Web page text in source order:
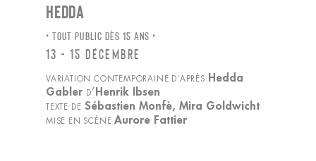
HEDDA
TOUT PUBLIC DÈS 15 ANS
13 - 15 décembre
VARIATION CONTEMPORAINE D’APRÈS
Hedda
Gabler
D’ Henrik Ibsen
TEXTE DE Sébastien Monfè, Mira Goldwicht
MISE EN SCÈNEAurore Fattier